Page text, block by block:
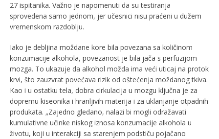
27 ispitanika. Važno je napomenuti da su testiranja
sprovedena samo jednom, jer učesnici nisu praćeni u dužem
vremenskom razdoblju.
Iako je debljina moždane kore bila povezana sa količinom
konzumacije alkohola, povezanost je bila jača s perfuzijom
mozga. To ukazuje da alkohol možda ima veći uticaj na protok
krvi, što zauzvrat povećava rizik od oštećenja moždanog tkiva.
Kao i u ostatku tela, dobra cirkulacija u mozgu ključna je za
dopremu kiseonika i hranljivih materija i za uklanjanje otpadnih
produkata. „Zajedno gledano, nalazi bi mogli odražavati
kumulativne učinke niskog iznosa konzumacije alkohola u
životu, koji u interakciji sa starenjem podstiču pojačano